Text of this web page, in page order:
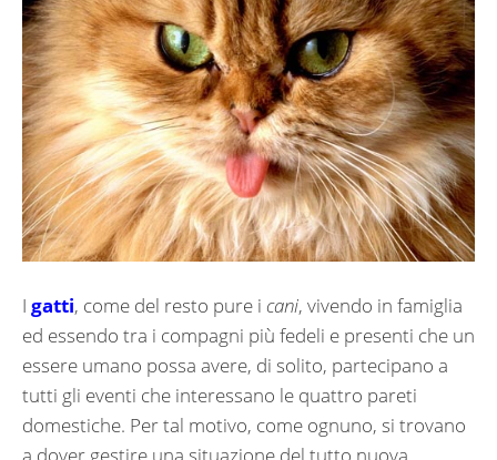
I gatti, come del resto pure i cani, vivendo in famiglia
ed essendo tra i compagni più fedeli e presenti che un
essere umano possa avere, di solito, partecipano a
tutti gli eventi che interessano le quattro pareti
domestiche. Per tal motivo, come ognuno, si trovano
a dover gestire una situazione del tutto nuova